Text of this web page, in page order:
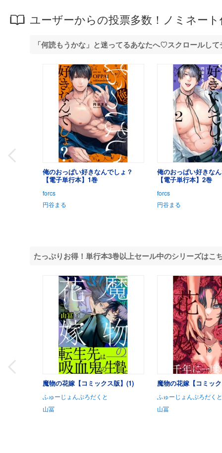
ユーザーからの投票多数！ノミネー
「何読もうかな」と迷ってるあなたへ♡スクロールし
俺のおっぱい好きなんでしょ？
【電子単行本】1巻
forcs
円谷まる
俺のおっぱい好きな
【電子単行本】2巻
forcs
円谷まる
たっぷりお得！単行本3巻以上セール中のシリーズはこ
魔物の花嫁【コミックス版】(1)
ふゅーじょんぷろだくと
山冨
魔物の花嫁【コミッ
ふゅーじょんぷろだくと
山冨